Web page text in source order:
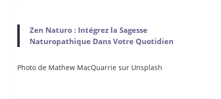
Zen Naturo : Intégrez la Sagesse
Naturopathique Dans Votre Quotidien
Photo de Mathew MacQuarrie sur Unsplash